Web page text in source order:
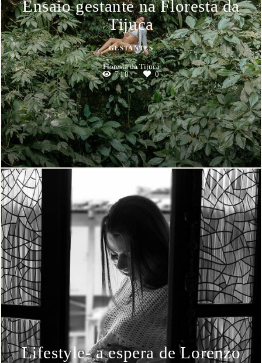
Ensaio gestante na Floresta da
Tijuca
GESTANTES
Floresta da Tijuca
718
0
Lifestyle- a espera de Lorenzo